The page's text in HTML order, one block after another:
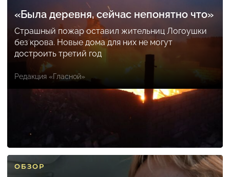
«Была деревня, сейчас непонятно что»
Страшный пожар оставил жительниц Логоушки
без крова. Новые дома для них не могут
достроить третий год
Редакция «Гласной»
ОБЗОР